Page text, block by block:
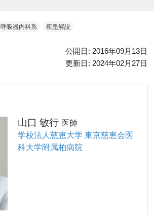
呼吸器内科系 疾患解説
公開日: 2016年09月13日
更新日: 2024年02月27日
山口 敏行 医師
学校法人慈恵大学 東京慈恵会医
科大学附属柏病院